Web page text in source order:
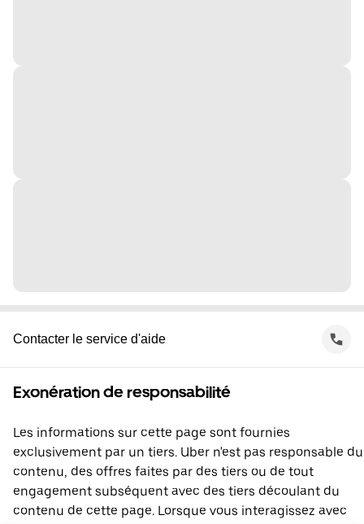
Contacter le service d'aide
Exonération de responsabilité
Les informations sur cette page sont fournies
exclusivement par un tiers. Uber n'est pas responsable du
contenu, des offres faites par des tiers ou de tout
engagement subséquent avec des tiers découlant du
contenu de cette page. Lorsque vous interagissez avec